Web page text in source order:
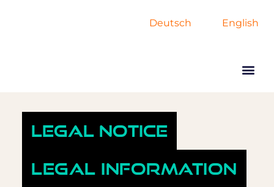
Deutsch English
Legal Notice
Legal Information